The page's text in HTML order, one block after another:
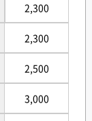
2,300
2,300
2,500
3,000